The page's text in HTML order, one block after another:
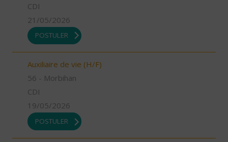
CDI
21/05/2026
POSTULER
Auxiliaire de vie (H/F)
56 - Morbihan
CDI
19/05/2026
POSTULER